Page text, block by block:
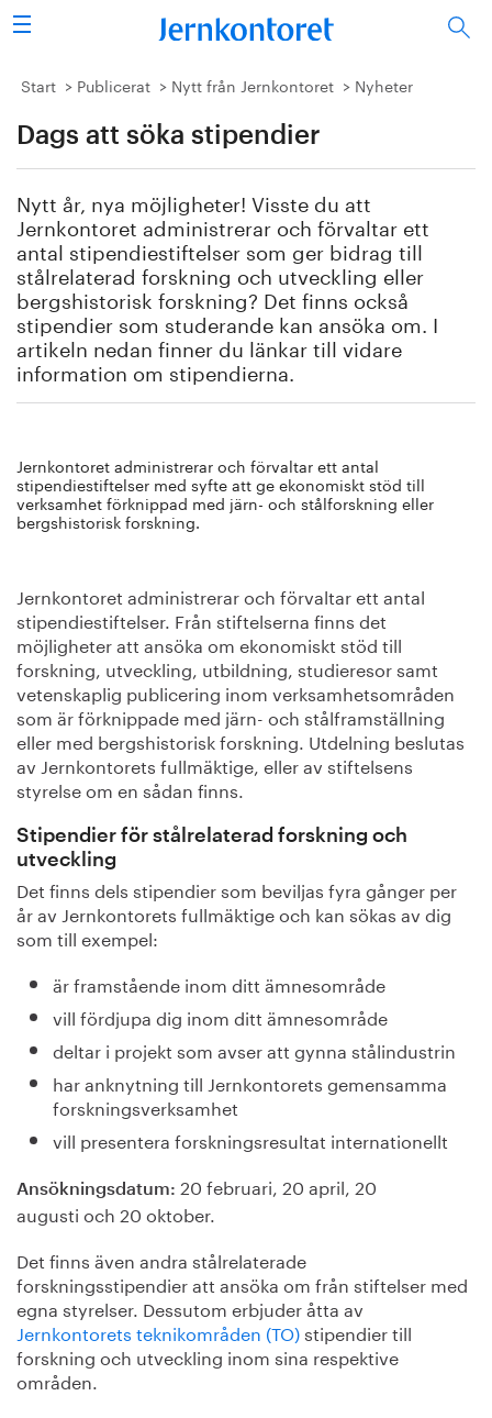
Sök
Stålindustrin
Vision 2050
Forskning/utbildning
Energi/miljö
Vi tycker
Publicerat
Bildbank
Om oss
Start Publicerat Nytt från Jernkontoret Nyheter
Dags att söka stipendier
Nytt år, nya möjligheter! Visste du att
Jernkontoret administrerar och förvaltar ett
antal stipendiestiftelser som ger bidrag till
stålrelaterad forskning och utveckling eller
bergshistorisk forskning? Det finns också
stipendier som studerande kan ansöka om. I
artikeln nedan finner du länkar till vidare
information om stipendierna.
Jernkontoret administrerar och förvaltar ett antal
stipendiestiftelser med syfte att ge ekonomiskt stöd till
verksamhet förknippad med järn- och stålforskning eller
bergshistorisk forskning.
Jernkontoret administrerar och förvaltar ett antal
stipendiestiftelser. Från stiftelserna finns det
möjligheter att ansöka om ekonomiskt stöd till
forskning, utveckling, utbildning, studieresor samt
vetenskaplig publicering inom verksamhetsområden
som är förknippade med järn- och stålframställning
eller med bergshistorisk forskning. Utdelning beslutas
av Jernkontorets fullmäktige, eller av stiftelsens
styrelse om en sådan finns.
Stipendier för stålrelaterad forskning och
utveckling
Det finns dels stipendier som beviljas fyra gånger per
år av Jernkontorets fullmäktige och kan sökas av dig
som till exempel:
är framstående inom ditt ämnesområde
vill fördjupa dig inom ditt ämnesområde
deltar i projekt som avser att gynna stålindustrin
har anknytning till Jernkontorets gemensamma
forskningsverksamhet
vill presentera forskningsresultat internationellt
Ansökningsdatum: 20 februari, 20 april, 20
augusti och 20 oktober.
Det finns även andra stålrelaterade
forskningsstipendier att ansöka om från stiftelser med
egna styrelser. Dessutom erbjuder åtta av
Jernkontorets teknikområden (TO)stipendier till
forskning och utveckling inom sina respektive
områden.